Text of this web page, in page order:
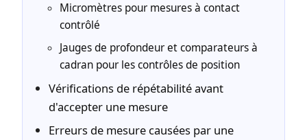
Micromètres pour mesures à contact
contrôlé
Jauges de profondeur et comparateurs à
cadran pour les contrôles de position
Vérifications de répétabilité avant
d'accepter une mesure
Erreurs de mesure causées par une